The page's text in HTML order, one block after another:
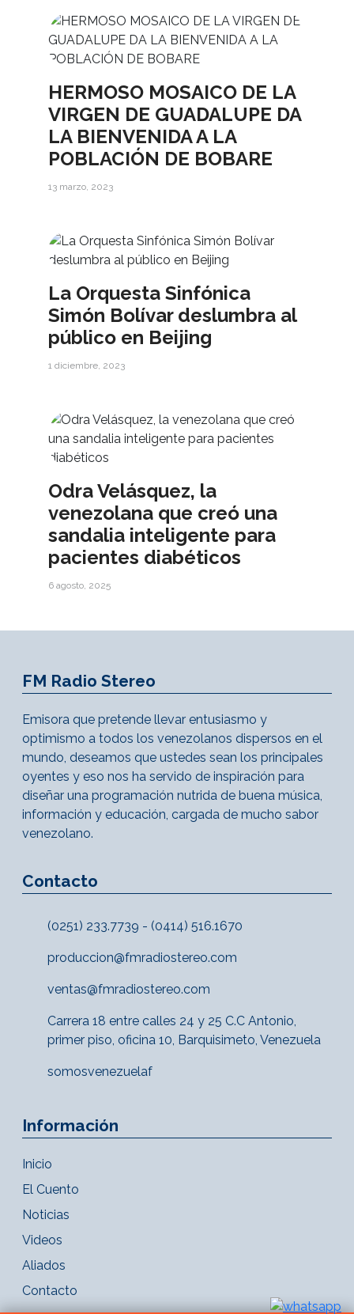
HERMOSO MOSAICO DE LA
VIRGEN DE GUADALUPE DA
LA BIENVENIDA A LA
POBLACIÓN DE BOBARE
13 marzo, 2023
La Orquesta Sinfónica
Simón Bolívar deslumbra al
público en Beijing
1 diciembre, 2023
Odra Velásquez, la
venezolana que creó una
sandalia inteligente para
pacientes diabéticos
6 agosto, 2025
FM Radio Stereo
Emisora que pretende llevar entusiasmo y
optimismo a todos los venezolanos dispersos en el
mundo, deseamos que ustedes sean los principales
oyentes y eso nos ha servido de inspiración para
diseñar una programación nutrida de buena música,
información y educación, cargada de mucho sabor
venezolano.
Contacto
(0251) 233.7739 - (0414) 516.1670
produccion@fmradiostereo.com
ventas@fmradiostereo.com
Carrera 18 entre calles 24 y 25 C.C Antonio,
primer piso, oficina 10, Barquisimeto, Venezuela
somosvenezuelaf
Información
Inicio
El Cuento
Noticias
Videos
Aliados
Contacto